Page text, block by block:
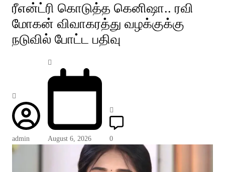
ரீஎன்ட்ரி கொடுத்த கெனிஷா.. ரவி
மோகன் விவாகரத்து வழக்குக்கு
நடுவில் போட்ட பதிவு
admin August 6, 2026 0